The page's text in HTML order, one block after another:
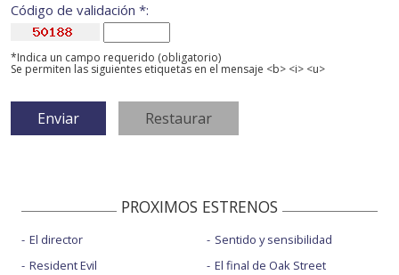
Código de validación *:
*Indica un campo requerido (obligatorio)
Se permiten las siguientes etiquetas en el mensaje <b> <i> <u>
PROXIMOS ESTRENOS
El director
Resident Evil
Sentido y sensibilidad
El final de Oak Street